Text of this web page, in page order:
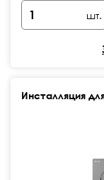
шт.
Инсталляция